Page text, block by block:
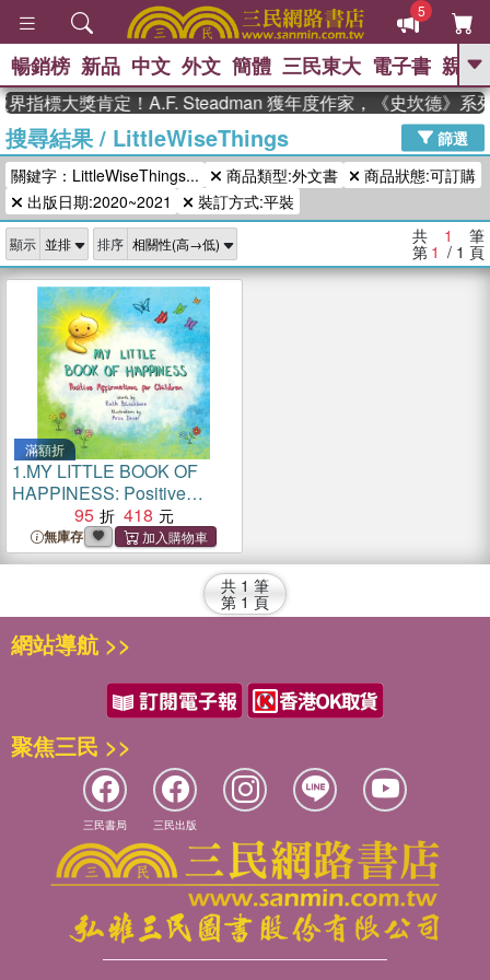
5
GO
熱搜： 東野圭吾 The Odyssey 、
父親節 、 如果歷史是一群喵 、 暑期
推薦 、 國際布克獎 臺灣漫遊錄 、 方
念華 、 台灣的李登輝時代
孩：黎曼猜想 、 偉大的迷走神經
暢銷榜 新品 中文 外文 簡體 三民東大 電子書 親子
指標大獎肯定！A.F. Steadman 獲年度作家，《史坎德》系
搜尋結果/ LittleWiseThings
篩選
關鍵字：LittleWiseThings...
商品類型:外文書
商品狀態:可訂購
出版日期:2020~2021
裝訂方式:平裝
顯示 排序 共 1 筆
第 1 / 1 頁
滿額折
1.MY LITTLE BOOK OF
HAPPINESS: Positive
Affirmations for Children
95 418
無庫存
共 1 筆
第 1 頁
網站導航 >>
聚焦三民 >>
三民書局 三民出版